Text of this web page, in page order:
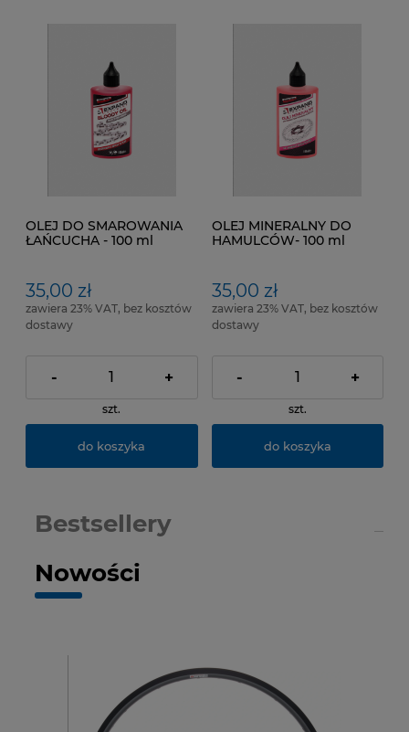
OLEJ DO SMAROWANIA
ŁAŃCUCHA - 100 ml
35,00 zł
zawiera 23% VAT, bez kosztów
dostawy
- +
szt.
do koszyka
OLEJ MINERALNY DO
HAMULCÓW- 100 ml
35,00 zł
zawiera 23% VAT, bez kosztów
dostawy
- +
szt.
do koszyka
Nowości
Bestsellery